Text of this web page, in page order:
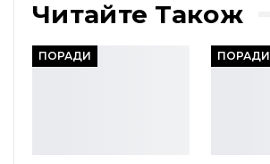
Читайте Також
ПОРАДИ ПОРАДИ